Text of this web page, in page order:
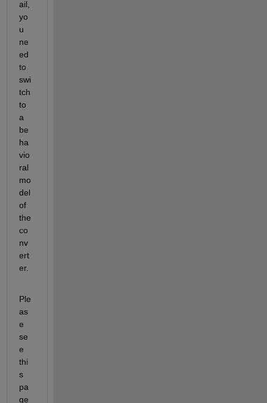
ail,
yo
u
ne
ed
to
swi
tch
to
a
be
ha
vio
ral
mo
del
of
the
co
nv
ert
er.
Ple
as
e
se
e
thi
s
pa
ge